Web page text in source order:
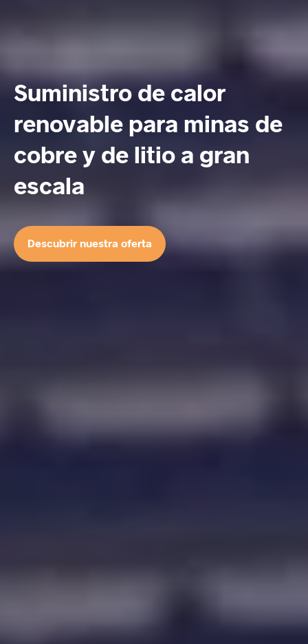
Suministro de calor
renovable para minas de
cobre y de litio a gran
escala
Descubrir nuestra oferta